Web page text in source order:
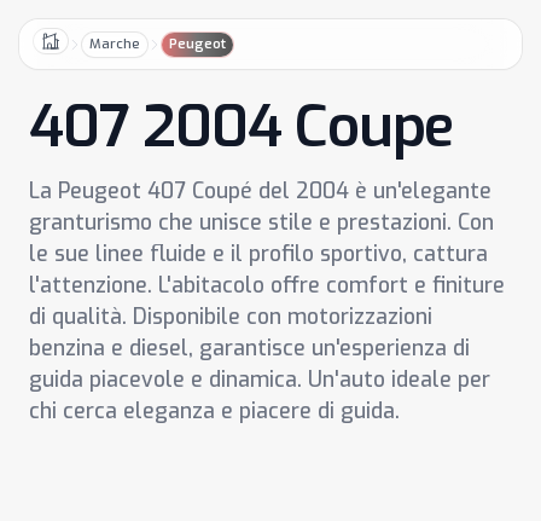
HomeMarche Peugeot
407 2004 Coupe
La Peugeot 407 Coupé del 2004 è un'elegante
granturismo che unisce stile e prestazioni. Con
le sue linee fluide e il profilo sportivo, cattura
l'attenzione. L'abitacolo offre comfort e finiture
di qualità. Disponibile con motorizzazioni
benzina e diesel, garantisce un'esperienza di
guida piacevole e dinamica. Un'auto ideale per
chi cerca eleganza e piacere di guida.